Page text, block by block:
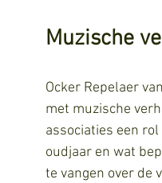
Muzische
Ocker Repelaer
met muzische
associaties een
oudjaar en wat
te vangen over de